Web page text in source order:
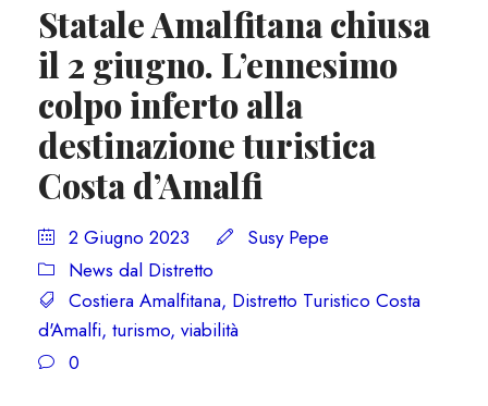
Statale Amalfitana chiusa
il 2 giugno. L’ennesimo
colpo inferto alla
destinazione turistica
Costa d’Amalfi
2 Giugno 2023
Susy Pepe
News dal Distretto
Costiera Amalfitana, Distretto Turistico Costa
d'Amalfi, turismo, viabilità
0